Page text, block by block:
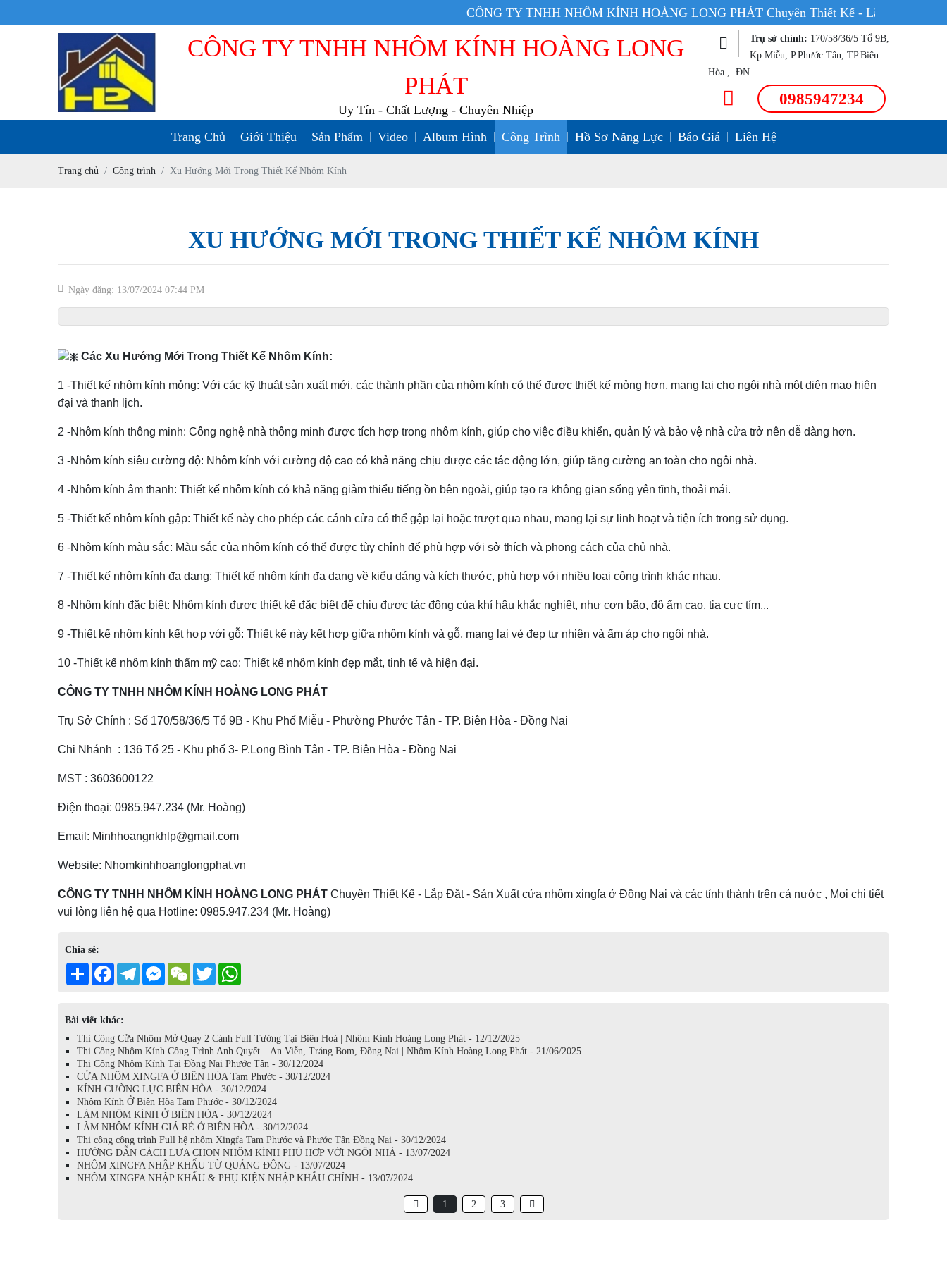
CÔNG TY TNHH NHÔM KÍNH HOÀNG LONG PHÁT Chuyên Thiết Kế - Lắp Đặt - Sản Xuất cửa
CÔNG TY TNHH NHÔM KÍNH HOÀNG LONG
PHÁT
Uy Tín - Chất Lượng - Chuyên Nhiệp
Trụ sở chính: 170/58/36/5 Tổ 9B,
Kp Miễu, P.Phước Tân, TP.Biên
Hòa , ĐN
0985947234
Trang Chủ Giới Thiệu Sản Phẩm Video Album Hình Công Trình Hồ Sơ Năng Lực Báo Giá Liên Hệ
Trang chủ Công trình Xu Hướng Mới Trong Thiết Kế Nhôm Kính
XU HƯỚNG MỚI TRONG THIẾT KẾ NHÔM KÍNH
Ngày đăng: 13/07/2024 07:44 PM
Các Xu Hướng Mới Trong Thiết Kế Nhôm Kính:
1 -Thiết kế nhôm kính mỏng: Với các kỹ thuật sản xuất mới, các thành phần của nhôm kính có thể được thiết kế mỏng hơn, mang lại cho ngôi nhà một diện mạo hiện
đại và thanh lịch.
2 -Nhôm kính thông minh: Công nghệ nhà thông minh được tích hợp trong nhôm kính, giúp cho việc điều khiển, quản lý và bảo vệ nhà cửa trở nên dễ dàng hơn.
3 -Nhôm kính siêu cường độ: Nhôm kính với cường độ cao có khả năng chịu được các tác động lớn, giúp tăng cường an toàn cho ngôi nhà.
4 -Nhôm kính âm thanh: Thiết kế nhôm kính có khả năng giảm thiểu tiếng ồn bên ngoài, giúp tạo ra không gian sống yên tĩnh, thoải mái.
5 -Thiết kế nhôm kính gập: Thiết kế này cho phép các cánh cửa có thể gập lại hoặc trượt qua nhau, mang lại sự linh hoạt và tiện ích trong sử dụng.
6 -Nhôm kính màu sắc: Màu sắc của nhôm kính có thể được tùy chỉnh để phù hợp với sở thích và phong cách của chủ nhà.
7 -Thiết kế nhôm kính đa dạng: Thiết kế nhôm kính đa dạng về kiểu dáng và kích thước, phù hợp với nhiều loại công trình khác nhau.
8 -Nhôm kính đặc biệt: Nhôm kính được thiết kế đặc biệt để chịu được tác động của khí hậu khắc nghiệt, như cơn bão, độ ẩm cao, tia cực tím...
9 -Thiết kế nhôm kính kết hợp với gỗ: Thiết kế này kết hợp giữa nhôm kính và gỗ, mang lại vẻ đẹp tự nhiên và ấm áp cho ngôi nhà.
10 -Thiết kế nhôm kính thẩm mỹ cao: Thiết kế nhôm kính đẹp mắt, tinh tế và hiện đại.
CÔNG TY TNHH NHÔM KÍNH HOÀNG LONG PHÁT
Trụ Sở Chính : Số 170/58/36/5 Tổ 9B - Khu Phố Miễu - Phường Phước Tân - TP. Biên Hòa - Đồng Nai
Chi Nhánh : 136 Tổ 25 - Khu phố 3- P.Long Bình Tân - TP. Biên Hòa - Đồng Nai
MST : 3603600122
Điện thoại: 0985.947.234 (Mr. Hoàng)
Email: Minhhoangnkhlp@gmail.com
Website: Nhomkinhhoanglongphat.vn
CÔNG TY TNHH NHÔM KÍNH HOÀNG LONG PHÁT Chuyên Thiết Kế - Lắp Đặt - Sản Xuất cửa nhôm xingfa ở Đồng Nai và các tỉnh thành trên cả nước , Mọi chi tiết
vui lòng liên hệ qua Hotline: 0985.947.234 (Mr. Hoàng)
Chia sẻ:
Share FacebookTelegramMessengerWeChatTwitter
Bài viết khác:
Thi Công Cửa Nhôm Mở Quay 2 Cánh Full Tường Tại Biên Hoà | Nhôm Kính Hoàng Long Phát - 12/12/2025
Thi Công Nhôm Kính Công Trình Anh Quyết – An Viễn, Trảng Bom, Đồng Nai | Nhôm Kính Hoàng Long Phát - 21/06/2025
Thi Công Nhôm Kính Tại Đồng Nai Phước Tân - 30/12/2024
CỬA NHÔM XINGFA Ở BIÊN HÒA Tam Phước - 30/12/2024
KÍNH CƯỜNG LỰC BIÊN HÒA - 30/12/2024
Nhôm Kính Ở Biên Hòa Tam Phước - 30/12/2024
LÀM NHÔM KÍNH Ở BIÊN HÒA - 30/12/2024
LÀM NHÔM KÍNH GIÁ RẺ Ở BIÊN HÒA - 30/12/2024
Thi công công trình Full hệ nhôm Xingfa Tam Phước và Phước Tân Đồng Nai - 30/12/2024
HƯỚNG DẪN CÁCH LỰA CHỌN NHÔM KÍNH PHÙ HỢP VỚI NGÔI NHÀ - 13/07/2024
NHÔM XINGFA NHẬP KHẨU TỪ QUẢNG ĐÔNG - 13/07/2024
NHÔM XINGFA NHẬP KHẨU & PHỤ KIỆN NHẬP KHẨU CHÍNH - 13/07/2024
1 2 3